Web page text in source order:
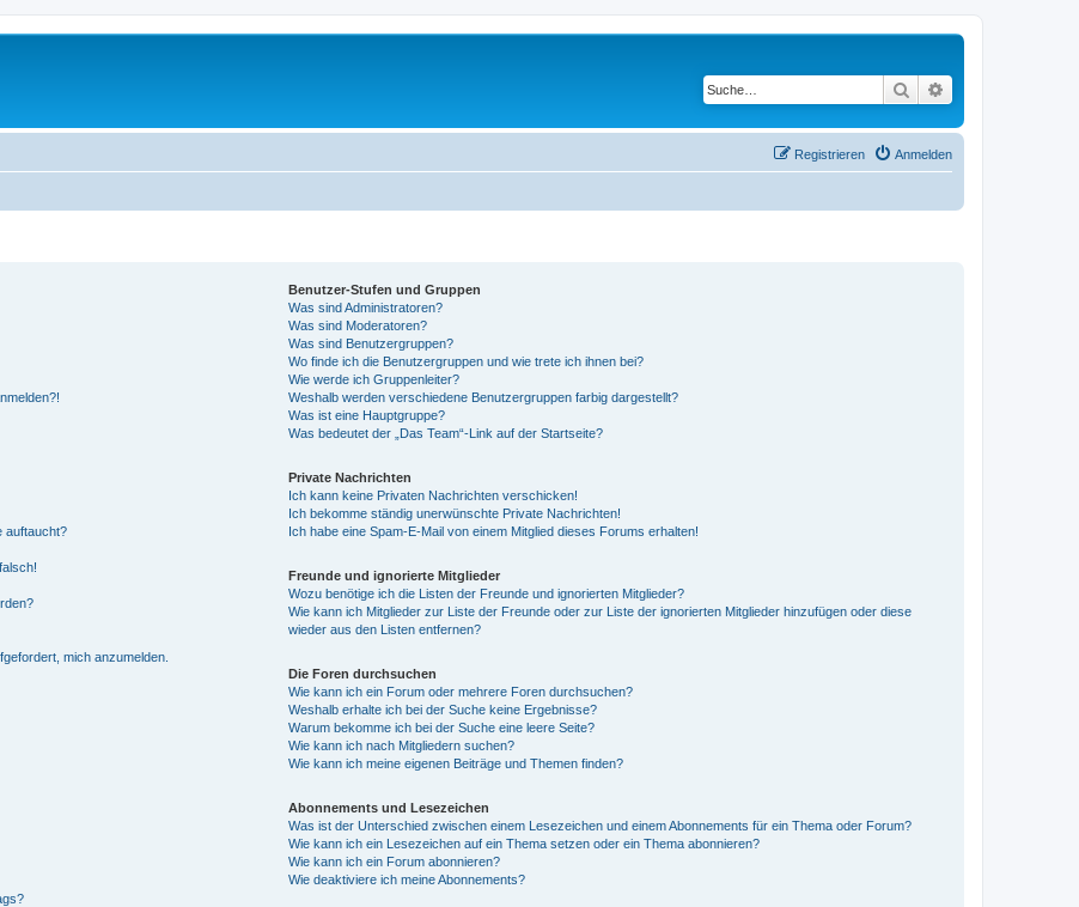
Suche
Anmelden
Registrieren
auftaucht?
mich anzumelden.
Benutzer-Stufen und Gruppen
Was sind Administratoren?
Was sind Moderatoren?
Was sind Benutzergruppen?
Wo finde ich die Benutzergruppen und wie trete ich ihnen bei?
Wie werde ich Gruppenleiter?
Weshalb werden verschiedene Benutzergruppen farbig dargestellt?
Was ist eine Hauptgruppe?
Was bedeutet der „Das Team“-Link auf der Startseite?
Private Nachrichten
Ich kann keine Privaten Nachrichten verschicken!
Ich bekomme ständig unerwünschte Private Nachrichten!
Ich habe eine Spam-E-Mail von einem Mitglied dieses Forums erhalten!
Freunde und ignorierte Mitglieder
Wozu benötige ich die Listen der Freunde und ignorierten Mitglieder?
Wie kann ich Mitglieder zur Liste der Freunde oder zur Liste der ignorierten Mitglieder hinzufügen oder diese
wieder aus den Listen entfernen?
Die Foren durchsuchen
Wie kann ich ein Forum oder mehrere Foren durchsuchen?
Weshalb erhalte ich bei der Suche keine Ergebnisse?
Warum bekomme ich bei der Suche eine leere Seite?
Wie kann ich nach Mitgliedern suchen?
Wie kann ich meine eigenen Beiträge und Themen finden?
Abonnements und Lesezeichen
Was ist der Unterschied zwischen einem Lesezeichen und einem Abonnements für ein Thema oder Forum?
Wie kann ich ein Lesezeichen auf ein Thema setzen oder ein Thema abonnieren?
Wie kann ich ein Forum abonnieren?
Wie deaktiviere ich meine Abonnements?